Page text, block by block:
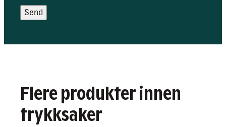
s
e
Send
Flere produkter innen
trykksaker